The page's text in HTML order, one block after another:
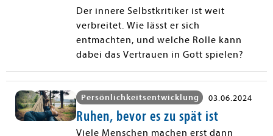
Der innere Selbstkritiker ist weit
verbreitet. Wie lässt er sich
entmachten, und welche Rolle kann
dabei das Vertrauen in Gott spielen?
Persönlichkeitsentwicklung 03.06.2024
Ruhen, bevor es zu spät ist
Viele Menschen machen erst dann